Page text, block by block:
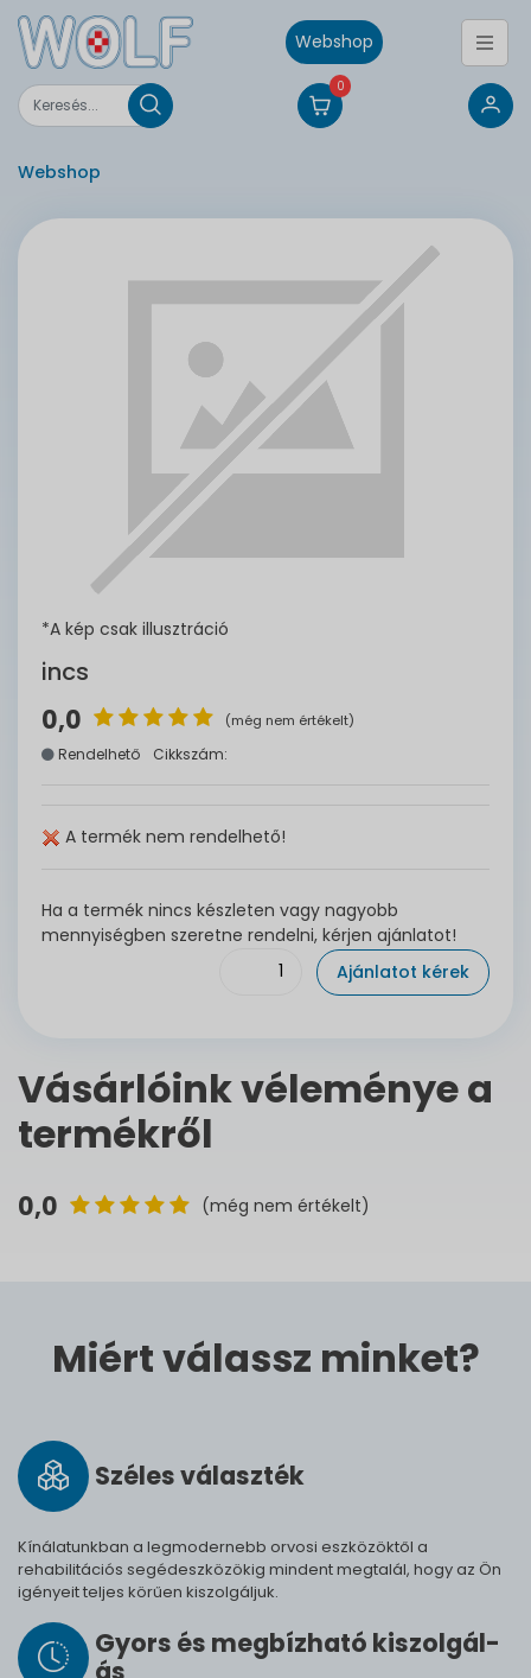
Webshop
0
Webshop
*A kép csak illusztráció
incs
0,0 (még nem értékelt)
Rendelhető Cikkszám:
A termék nem rendelhető!
Ha a termék nincs készleten vagy nagyobb
mennyiségben szeretne rendelni, kérjen ajánlatot!
Ajánlatot kérek
Vásárlóink véleménye a
termékről
0,0 (még nem értékelt)
Miért válassz minket?
Széles vá­lasz­ték
Kínálatunkban a legmodernebb orvosi eszközöktől a
rehabilitációs segédeszközökig mindent megtalál, hogy az Ön
igényeit teljes körűen kiszolgáljuk.
Gyors és meg­bíz­ha­tó ki­szol­gál­